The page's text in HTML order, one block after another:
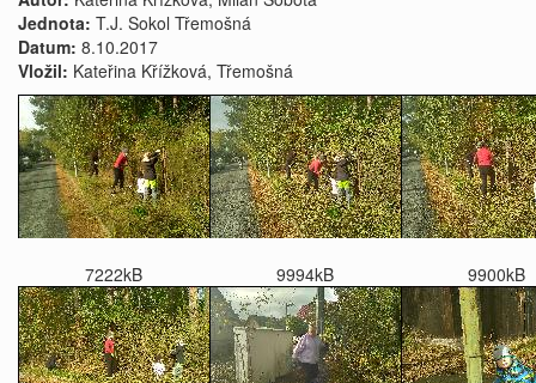
Jednota: T.J. Sokol Třemošná
Datum: 8.10.2017
Vložil: Kateřina Křížková, Třemošná
7222kB 9994kB 9900kB